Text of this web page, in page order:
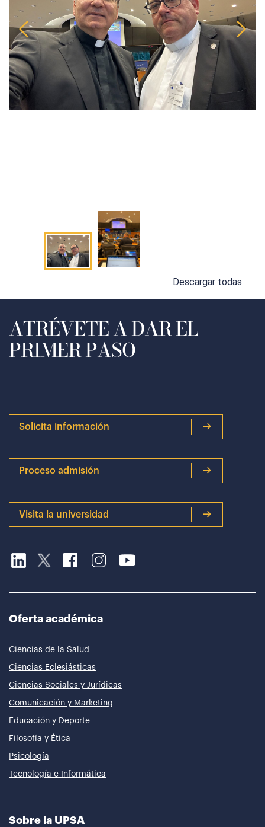
Descargar todas
ATRÉVETE A DAR EL
PRIMER PASO
Solicita información
Proceso admisión
Visita la universidad
Oferta académica
Ciencias de la Salud
Ciencias Eclesiásticas
Ciencias Sociales y Jurídicas
Comunicación y Marketing
Educación y Deporte
Filosofía y Ética
Psicología
Tecnología e Informática
Sobre la UPSA